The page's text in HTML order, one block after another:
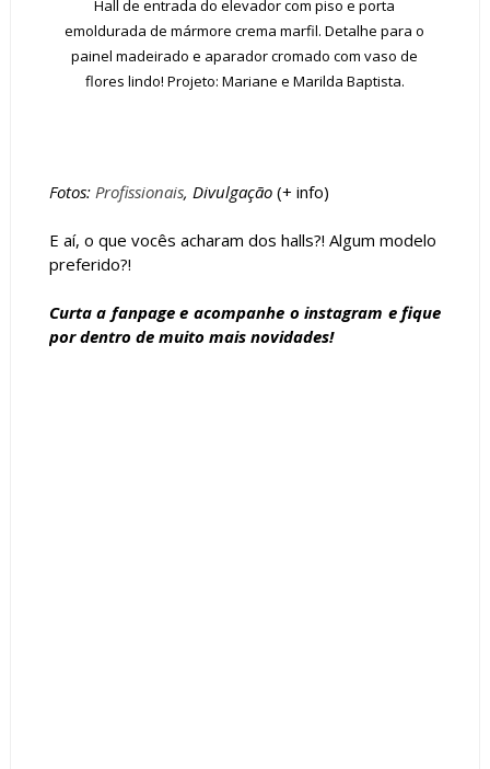
Hall de entrada do elevador com piso e porta
emoldurada de mármore crema marfil. Detalhe para o
painel madeirado e aparador cromado com vaso de
flores lindo! Projeto: Mariane e Marilda Baptista.
Fotos: Profissionais, Divulgação (+ info)
E aí, o que vocês acharam dos halls?! Algum modelo
preferido?!
Curta a fanpagee acompanhe oinstagram e fique
por dentro de muito mais novidades!